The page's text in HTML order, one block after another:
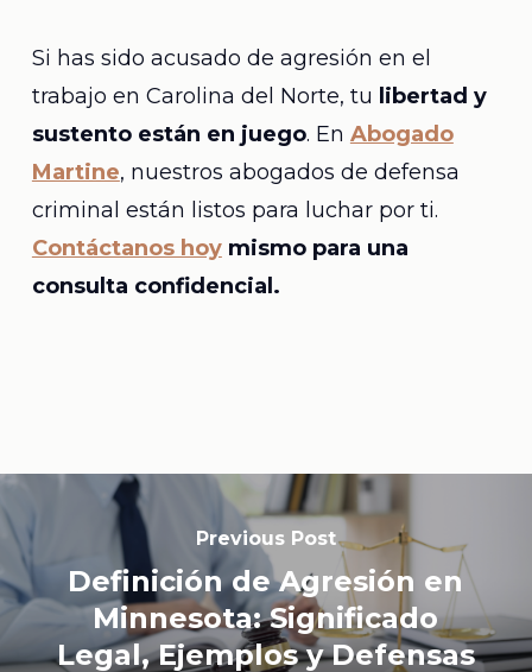
Si has sido acusado de agresión en el
trabajo en Carolina del Norte, tu libertad y
sustento están en juego. En Abogado
Martine, nuestros abogados de defensa
criminal están listos para luchar por ti.
Contáctanos hoymismo para una
consulta confidencial.
Previous Post
Definición de Agresión en
Minnesota: Significado
Legal, Ejemplos y Defensas